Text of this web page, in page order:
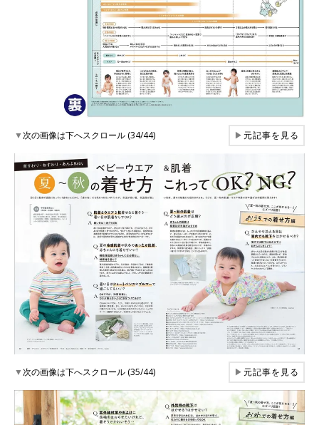
▼次の画像は下へスクロール (34/44) ▶元記事を見る
▼次の画像は下へスクロール (35/44) ▶元記事を見る